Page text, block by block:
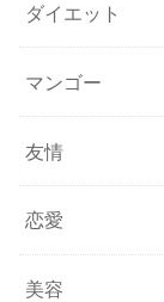
ダイエット
マンゴー
友情
恋愛
美容